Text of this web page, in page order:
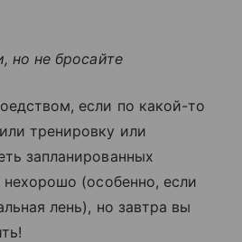
но не бросайте
если по какой-то
тренировку или
запланированных
(особенно, если
лень), но завтра вы